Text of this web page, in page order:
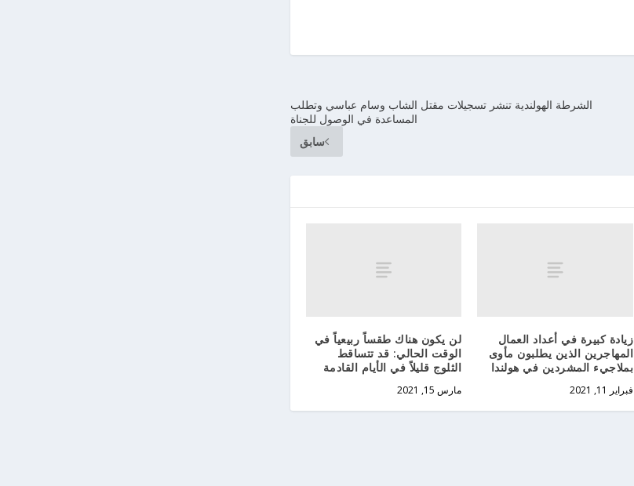
الشرطة الهولندية تنشر تسجيلات مقتل الشاب وسام عباسي وتطلب
المساعدة في الوصول للجناة
سابق
زيادة كبيرة في أعداد العمال
المهاجرين الذين يطلبون مأوى
بملاجيء المشردين في هولندا
فبراير 11, 2021
لن يكون هناك طقساً ربيعياً في
الوقت الحالي: قد تتساقط
الثلوج قليلاً في الأيام القادمة
مارس 15, 2021